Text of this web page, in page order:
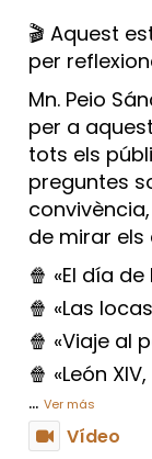
🎬 Aquest
per
Mn. Peio
per a
tots els
preguntes
de mirar els
🍿 «El día
🍿 «Las
🍿 «Viaje al
🍿 «León
... Ver más
Vídeo